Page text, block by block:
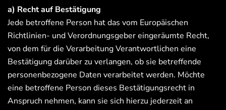
a) Recht auf Bestätigung
Jede betroffene Person hat das vom Europäischen
Richtlinien- und Verordnungsgeber eingeräumte Recht,
von dem für die Verarbeitung Verantwortlichen eine
Bestätigung darüber zu verlangen, ob sie betreffende
personenbezogene Daten verarbeitet werden. Möchte
eine betroffene Person dieses Bestätigungsrecht in
Anspruch nehmen, kann sie sich hierzu jederzeit an